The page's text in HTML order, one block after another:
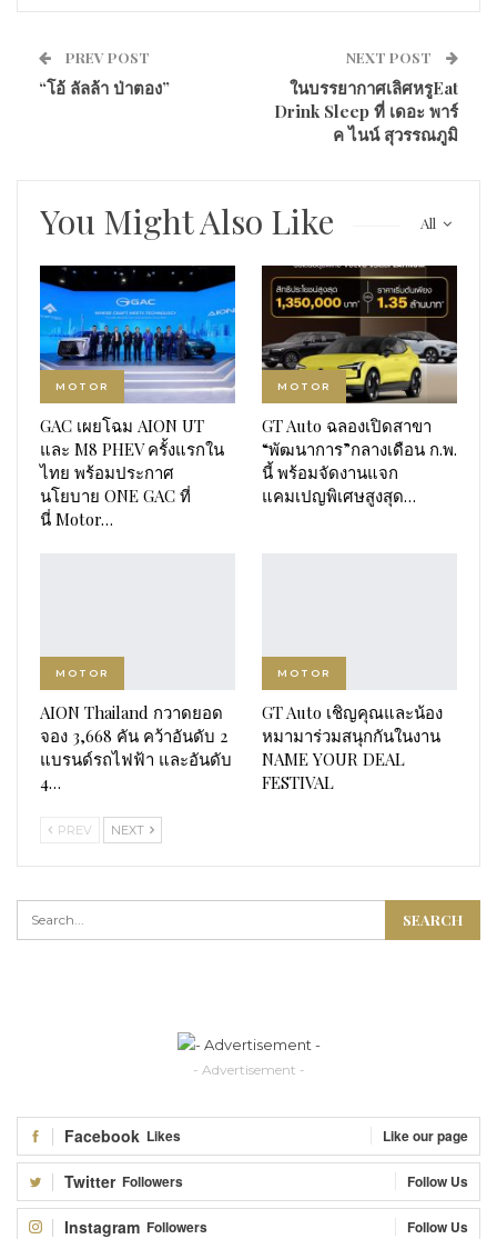
PREV POST
“โอ้ ลัลล้า ป่าตอง”
NEXT POST
ในบรรยากาศเลิศหรูEat
Drink Sleep ที่ เดอะ พาร์
ค ไนน์ สุวรรณภูมิ
All
You Might Also Like
MOTOR
GAC เผยโฉม AION UT
และ M8 PHEV ครั้งแรกใน
ไทย พร้อมประกาศ
นโยบาย ONE GAC ที่
นี่ Motor…
MOTOR
GT Auto ฉลองเปิดสาขา
“พัฒนาการ”กลางเดือน ก.พ.
นี้ พร้อมจัดงานแจก
แคมเปญพิเศษสูงสุด…
MOTOR
AION Thailand กวาดยอด
จอง 3,668 คัน คว้าอันดับ 2
แบรนด์รถไฟฟ้า และอันดับ
4…
MOTOR
GT Auto เชิญคุณและน้อง
หมามาร่วมสนุกกันในงาน
NAME YOUR DEAL
FESTIVAL
PREV NEXT
- Advertisement -
Facebook Likes Like our page
Twitter Followers Follow Us
Instagram Followers Follow Us